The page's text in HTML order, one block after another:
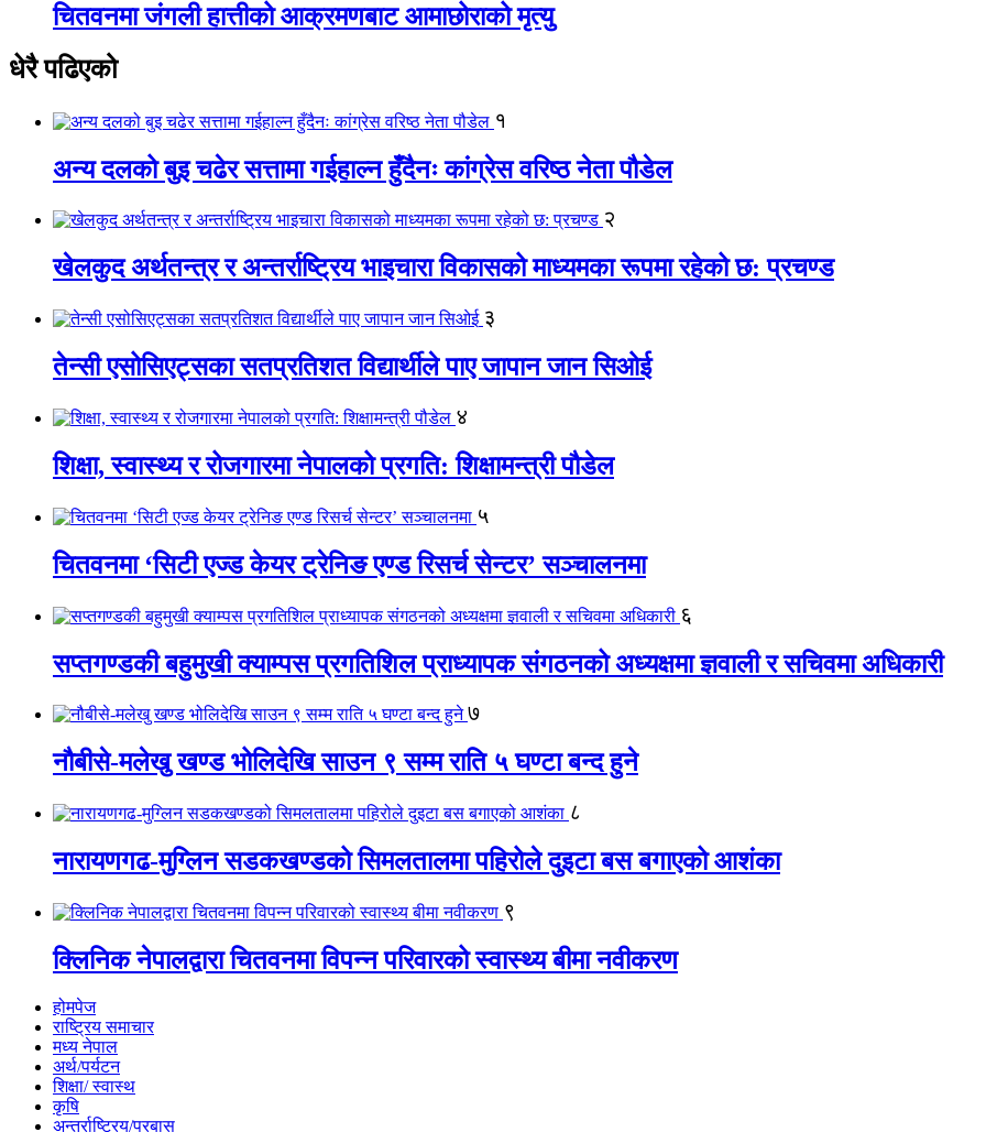
चितवनमा जंगली हात्तीको आक्रमणबाट आमाछोराको मृत्यु
धेरै पढिएको
१
अन्य दलको बुइ चढेर सत्तामा गईहाल्न हुँदैनः कांग्रेस वरिष्ठ नेता पौडेल
२
खेलकुद अर्थतन्त्र र अन्तर्राष्ट्रिय भाइचारा विकासको माध्यमका रूपमा रहेको छ: प्रचण्ड
३
तेन्सी एसोसिएट्सका सतप्रतिशत विद्यार्थीले पाए जापान जान सिओई
४
शिक्षा, स्वास्थ्य र रोजगारमा नेपालको प्रगति: शिक्षामन्त्री पौडेल
५
चितवनमा ‘सिटी एज्ड केयर ट्रेनिङ एण्ड रिसर्च सेन्टर’ सञ्चालनमा
६
सप्तगण्डकी बहुमुखी क्याम्पस प्रगतिशिल प्राध्यापक संगठनको अध्यक्षमा ज्ञवाली र सचिवमा अधिकारी
७
नौबीसे-मलेखु खण्ड भोलिदेखि साउन ९ सम्म राति ५ घण्टा बन्द हुने
८
नारायणगढ-मुग्लिन सडकखण्डको सिमलतालमा पहिरोले दुइटा बस बगाएको आशंका
९
क्लिनिक नेपालद्वारा चितवनमा विपन्न परिवारको स्वास्थ्य बीमा नवीकरण
होमपेज
राष्ट्रिय समाचार
मध्य नेपाल
अर्थ/पर्यटन
शिक्षा/ स्वास्थ
कृषि
अन्तर्राष्ट्रिय/प्रबास